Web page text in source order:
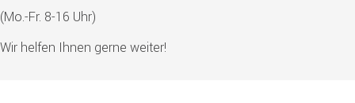
(Mo.-Fr. 8-16 Uhr)
Wir helfen Ihnen gerne weiter!